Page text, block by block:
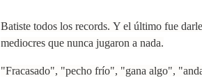
Batiste todos los records. Y el último fue darle
mediocres que nunca jugaron a nada.
"Fracasado", "pecho frío", "gana algo",